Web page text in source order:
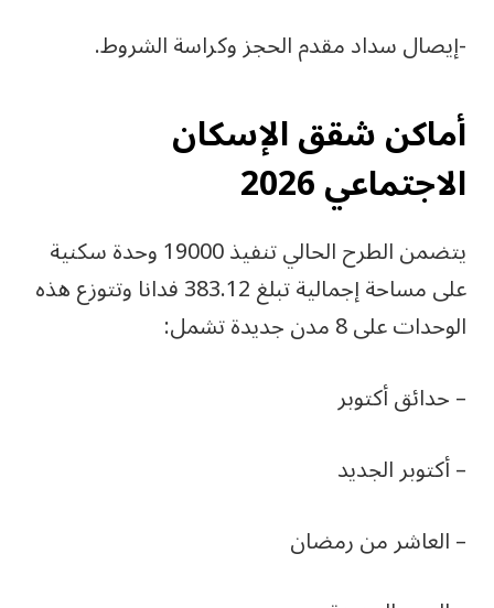
-إيصال سداد مقدم الحجز وكراسة الشروط.
أماكن شقق الإسكان
الاجتماعي 2026
يتضمن الطرح الحالي تنفيذ 19000 وحدة سكنية
على مساحة إجمالية تبلغ 383.12 فدانا وتتوزع هذه
الوحدات على 8 مدن جديدة تشمل:
– حدائق أكتوبر
– أكتوبر الجديد
– العاشر من رمضان